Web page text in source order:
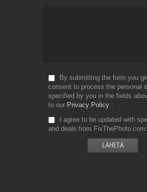
By submitting the form you
consent to process the personal
specified by you in the fields
to our Privacy Policy
I agree to be updated with
and deals from FixThePhoto.com